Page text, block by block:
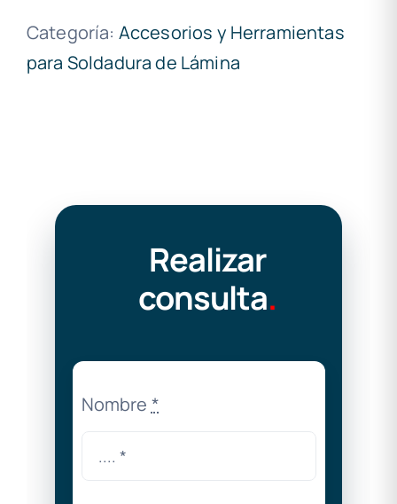
Categoría: Accesorios y Herramientas
para Soldadura de Lámina
Realizar
consulta.
Nombre *